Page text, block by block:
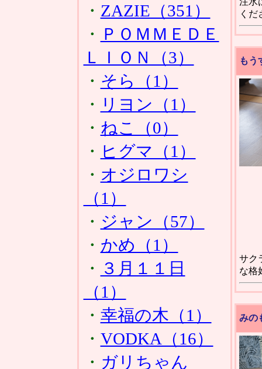
・ ZAZIE（351）
・ ＰＯＭＭＥＤＥ
ＬＩＯＮ（3）
・ そら（1）
・ リヨン（1）
・ ねこ（0）
・ ヒグマ（1）
・ オジロワシ
（1）
・ ジャン（57）
・ かめ（1）
・ ３月１１日
（1）
・ 幸福の木（1）
・ VODKA（16）
・ ガリちゃん
くだ
もう
サク
な格
みの